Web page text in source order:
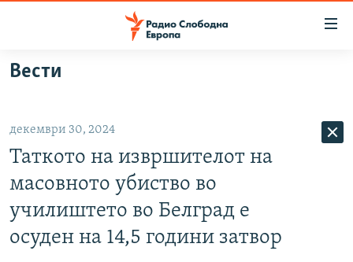
Оди
на
главната
навигација
на
пребарување
ВИЗУЕЛНО
ШТО ТРЕБА ДА ЗНАЕТЕ
ПОДКАСТ ЗОШТО?
Вести
декември 30, 2024
Таткото на извршителот на
масовното убиство во
училиштето во Белград е
осуден на 14,5 години затвор